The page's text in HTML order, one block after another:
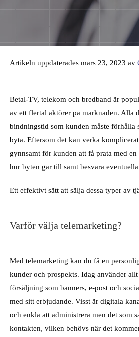
Artikeln uppdaterades mars 23, 2023 av
Betal-TV, telekom och bredband är
av ett flertal aktörer på marknaden. Alla
bindningstid som kunden måste förhålla
byta. Eftersom det kan verka
gynnsamt för kunden att få prata med
hur byten går till samt besvara
Ett effektivt sätt att sälja dessa typer av
Varför välja telemarketing?
Med telemarketing kan du få en
kunder och prospekts. Idag använder
försäljning som banners, e-post och
med sitt erbjudande. Visst är digitala
och enkla att administrera men det som
kontakten, vilken behövs när det